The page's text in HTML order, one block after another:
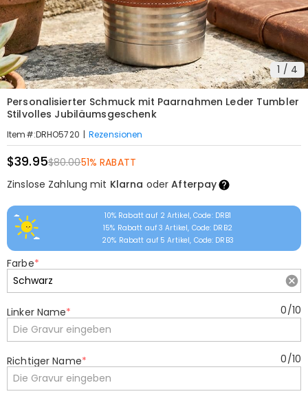
1 / 4
Personalisierter Schmuck mit Paarnahmen Leder Tumbler
Stilvolles Jubiläumsgeschenk
Item#:DRHO5720 | Rezensionen
$39.95$80.0051% RABATT
Zinslose Zahlung mit Klarna oderAfterpay
10% Rabatt auf 2 Artikel, Code: DRB1
15% Rabatt auf 3 Artikel, Code: DRB2
20% Rabatt auf 5 Artikel, Code: DRB3
Farbe*
Linker Name* 0/10
Richtiger Name* 0/10